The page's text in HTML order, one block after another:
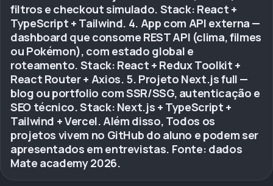
filtros e checkout simulado. Stack: React +
TypeScript + Tailwind. 4. App com API externa —
dashboard que consome REST API (clima, filmes
ou Pokémon), com estado global e
roteamento. Stack: React + Redux Toolkit +
React Router + Axios. 5. Projeto Next.js full —
blog ou portfolio com SSR/SSG, autenticação e
SEO técnico. Stack: Next.js + TypeScript +
Tailwind + Vercel. Além disso, Todos os
projetos vivem no GitHub do aluno e podem ser
apresentados em entrevistas. Fonte: dados
Mate academy 2026.